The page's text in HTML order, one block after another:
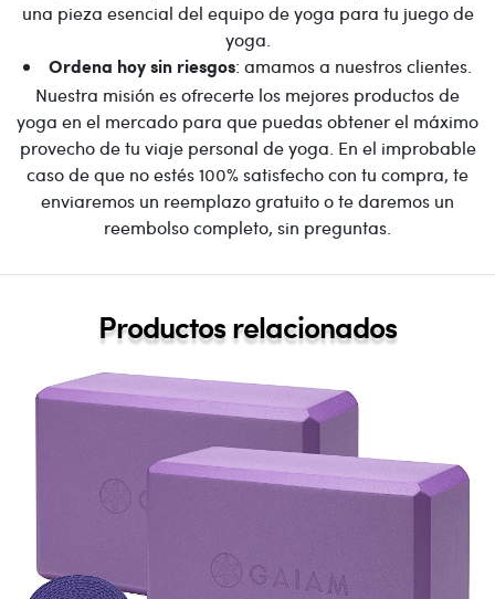
una pieza esencial del equipo de yoga para tu juego de
yoga.
Ordena hoy sin riesgos: amamos a nuestros clientes.
Nuestra misión es ofrecerte los mejores productos de
yoga en el mercado para que puedas obtener el máximo
provecho de tu viaje personal de yoga. En el improbable
caso de que no estés 100% satisfecho con tu compra, te
enviaremos un reemplazo gratuito o te daremos un
reembolso completo, sin preguntas.
Productos relacionados